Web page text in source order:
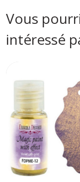
Vous
intéressé